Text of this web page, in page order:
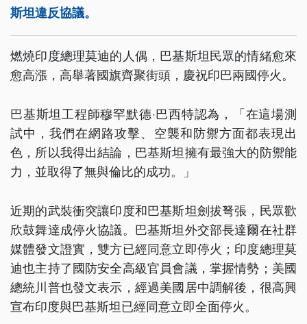
斯坦違反協議。
燃燒印度總理莫迪的人偶，巴基斯坦民眾的情緒愈來
愈高漲，高舉著國旗齊聚街頭，慶祝印巴兩國停火。
巴基斯坦工程師穆罕默德‧巴西特認為，「在這場測
試中，我們在網路攻擊、空襲和防禦方面都表現出
色，所以我得出結論，巴基斯坦擁有最強大的防禦能
力，並取得了無與倫比的成功。」
近期的武裝衝突讓印度和巴基斯坦劍拔弩張，民眾歡
欣鼓舞達成停火協議。巴基斯坦外交部長達爾在社群
媒體發文證實，雙方已經同意立即停火；印度總理莫
迪也主持了國防安全高級官員會議，掌握情勢；美國
總統川普也發文表示，經過美國居中調解後，很高興
宣布印度與巴基斯坦已經同意立即全面停火。